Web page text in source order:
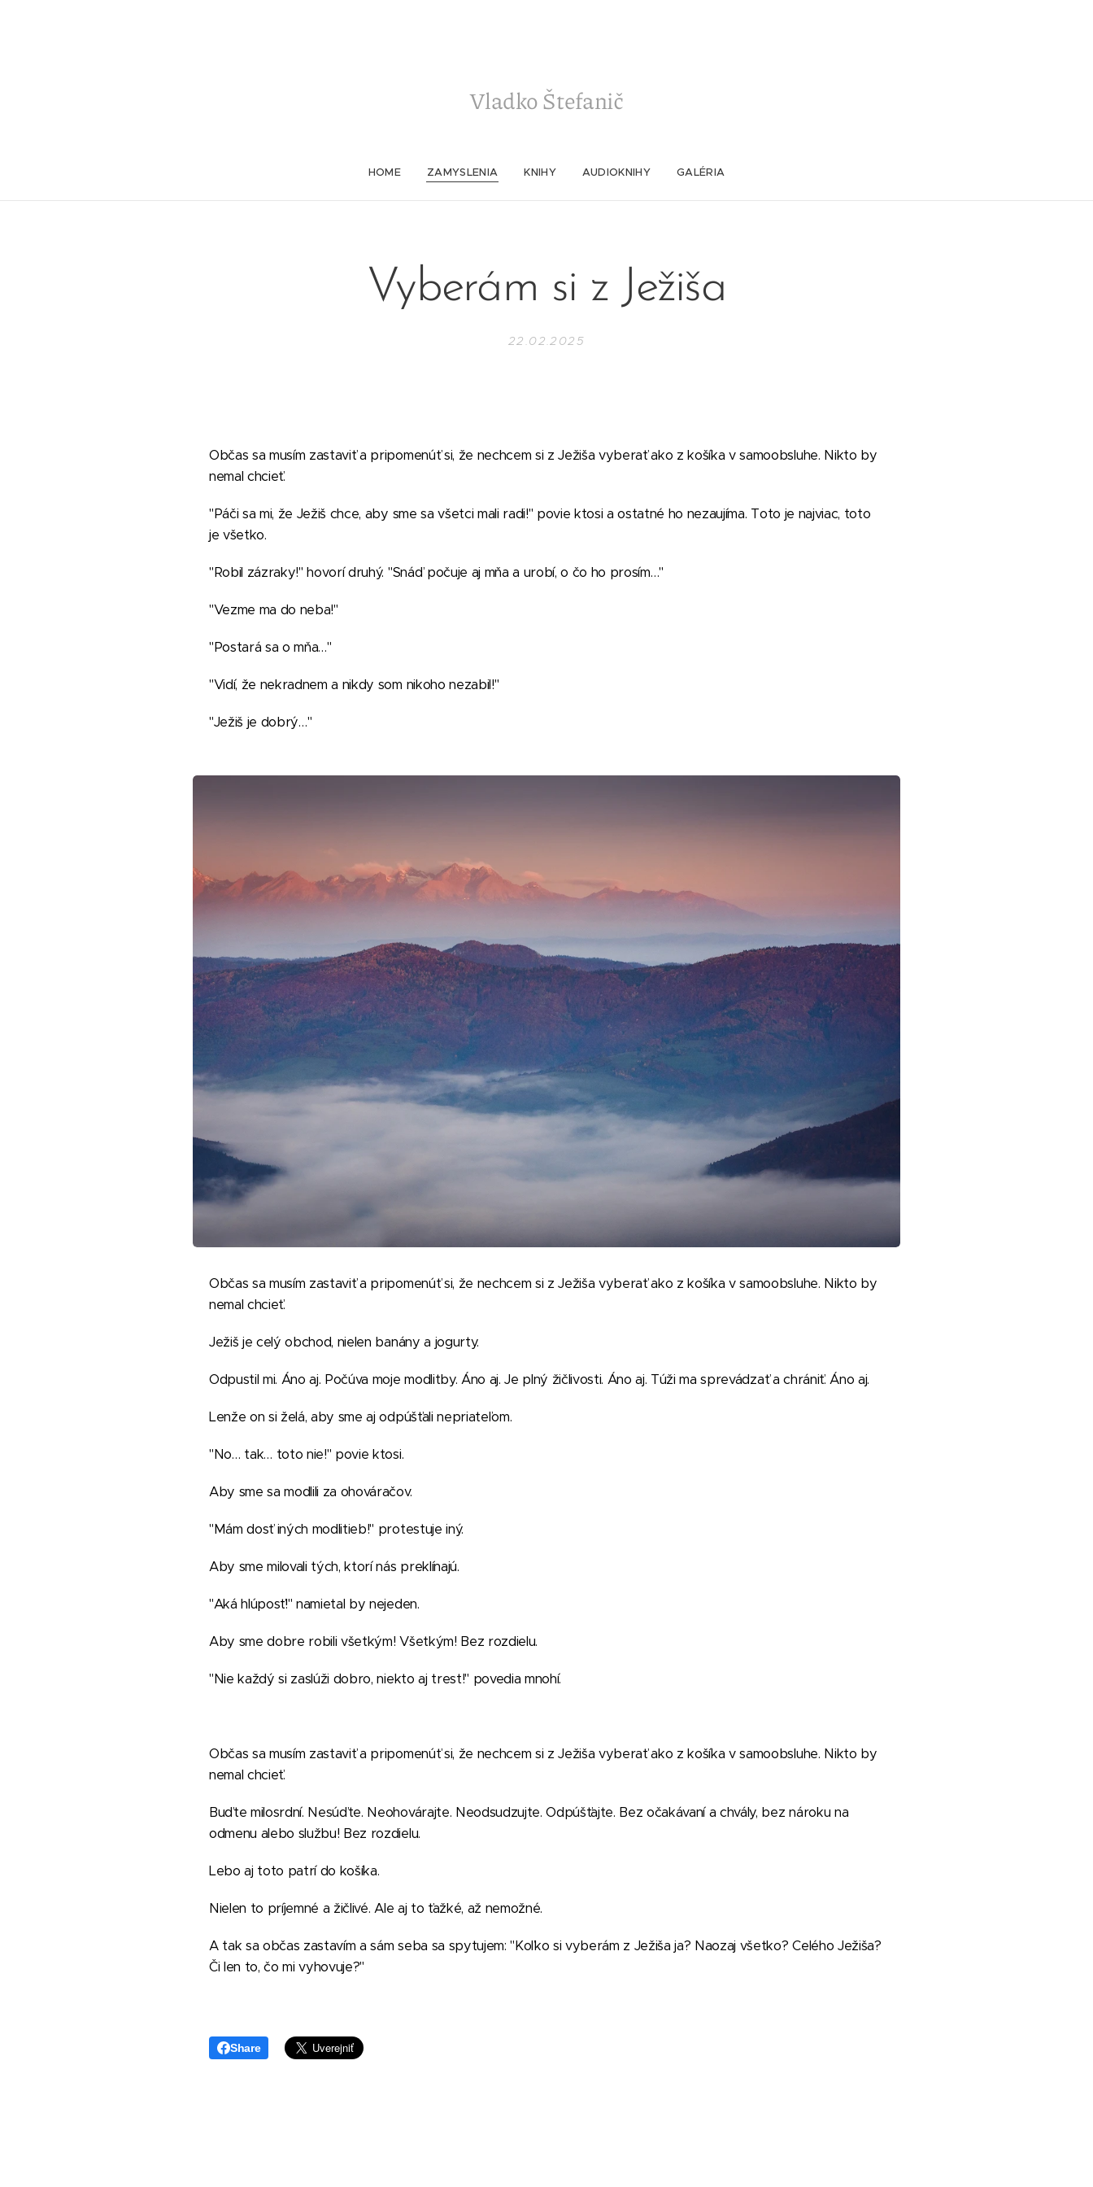
VladkoŠtefanič
HOME ZAMYSLENIA KNIHY AUDIOKNIHY GALÉRIA
Vyberám si z Ježiša
22.02.2025
Občas sa musím zastaviť a pripomenúť si, že nechcem si z Ježiša vyberať ako z košíka v samoobsluhe. Nikto by
nemal chcieť.
"Páči sa mi, že Ježiš chce, aby sme sa všetci mali radi!" povie ktosi a ostatné ho nezaujíma. Toto je najviac, toto
je všetko.
"Robil zázraky!" hovorí druhý. "Snáď počuje aj mňa a urobí, o čo ho prosím…"
"Vezme ma do neba!"
"Postará sa o mňa…"
"Vidí, že nekradnem a nikdy som nikoho nezabil!"
"Ježiš je dobrý…"
Občas sa musím zastaviť a pripomenúť si, že nechcem si z Ježiša vyberať ako z košíka v samoobsluhe. Nikto by
nemal chcieť.
Ježiš je celý obchod, nielen banány a jogurty.
Odpustil mi. Áno aj. Počúva moje modlitby. Áno aj. Je plný žičlivosti. Áno aj. Túži ma sprevádzať a chrániť. Áno aj.
Lenže on si želá, aby sme aj odpúšťali nepriateľom.
"No… tak… toto nie!" povie ktosi.
Aby sme sa modlili za ohováračov.
"Mám dosť iných modlitieb!" protestuje iný.
Aby sme milovali tých, ktorí nás preklínajú.
"Aká hlúposť!" namietal by nejeden.
Aby sme dobre robili všetkým! Všetkým! Bez rozdielu.
"Nie každý si zaslúži dobro, niekto aj trest!" povedia mnohí.
Občas sa musím zastaviť a pripomenúť si, že nechcem si z Ježiša vyberať ako z košíka v samoobsluhe. Nikto by
nemal chcieť.
Buďte milosrdní. Nesúďte. Neohovárajte. Neodsudzujte. Odpúšťajte. Bez očakávaní a chvály, bez nároku na
odmenu alebo službu! Bez rozdielu.
Lebo aj toto patrí do košíka.
Nielen to príjemné a žičlivé. Ale aj to ťažké, až nemožné.
A tak sa občas zastavím a sám seba sa spytujem: "Koľko si vyberám z Ježiša ja? Naozaj všetko? Celého Ježiša?
Či len to, čo mi vyhovuje?"
Share